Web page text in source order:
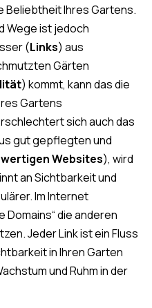
Beliebtheit Ihres Gartens.
Wege ist jedoch
(Links) aus
Gärten
) kommt, kann das die
Gartens
sich auch das
gut gepflegten und
Websites), wird
an Sichtbarkeit und
Im Internet
die anderen
Jeder Link ist ein Fluss
in Ihren Garten
und Ruhm in der